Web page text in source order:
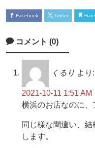
Facebook Twitter
コメント (0)
くるり より:
2021-10-11 1:51 AM
横浜のお店なのに
同じ様な間違い、
します。